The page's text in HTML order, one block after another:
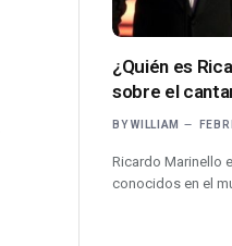
¿Quién es
sobre el
BY WILLIAM
Ricardo Marinello
conocidos en el